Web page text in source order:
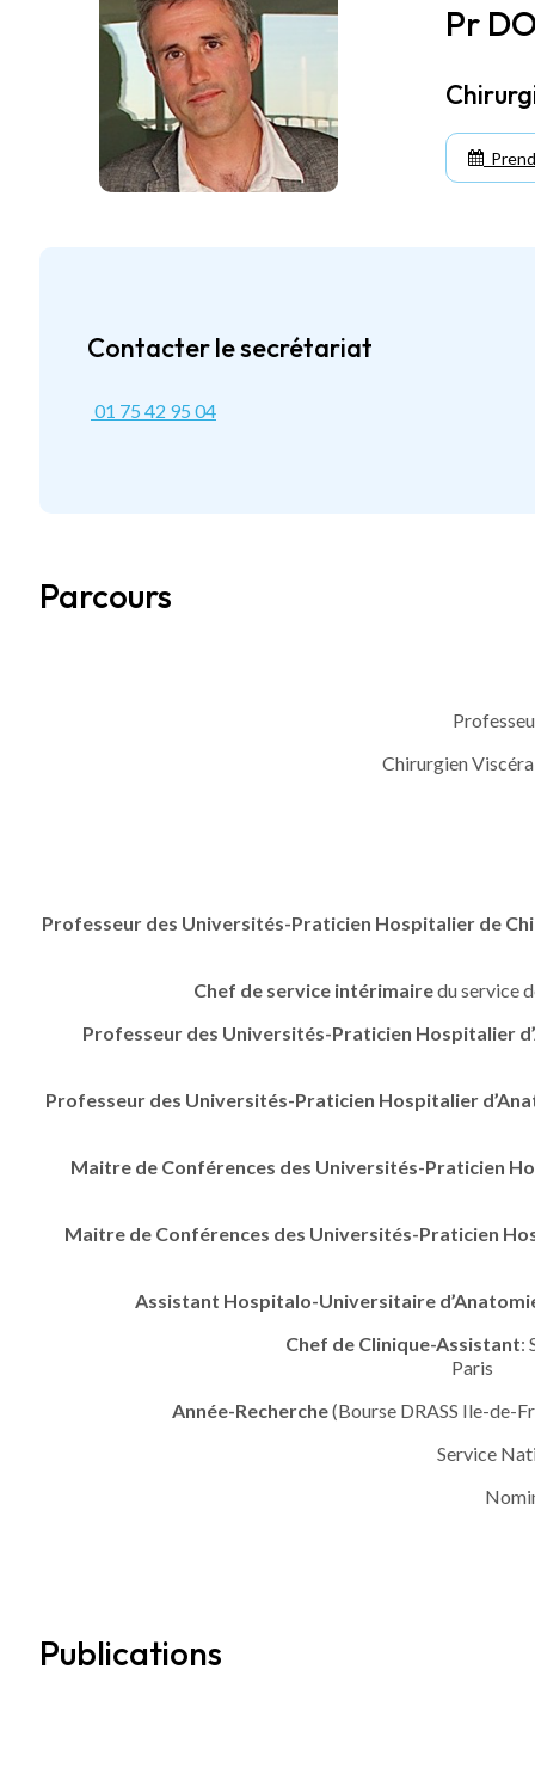
Pr
Contacter le secrétariat
01 75 42 95 04
Parcours
Chirurgien
Professeur des Universités-Praticien Hospitalier de
Chef de service intérimairedu service
Professeur des Universités-Praticien Hospitalier
Professeur des Universités-Praticien Hospitalier
Maitre de Conférences des Universités-Praticien
Maitre de Conférences des Universités-Praticien
Assistant Hospitalo-Universitaire
Chef de Clinique-Assistant:
Année-Recherche(Bourse DRASS Ile-de-
Service
Publications